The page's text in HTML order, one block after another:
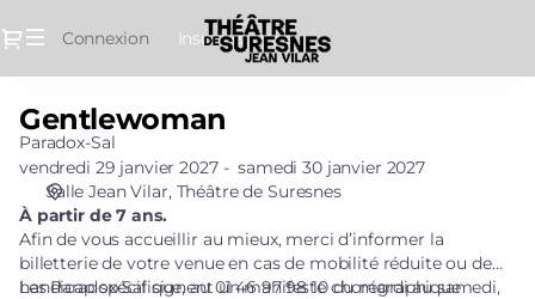
Dialogue
Connexion Inscrivez-vous
de
[Gentlewoman]
Théâtre
Suresnes
Jean
Vilar
Gentlewoman
Gentlewoman
Paradox-Sal
vendredi 29 janvier 2027
samedi 30 janvier 2027
Salle Jean Vilar Théâtre de Suresnes
À partir de 7 ans.
Afin de vous accueillir au mieux, merci d’informer la
billetterie de votre venue en cas de mobilité réduite ou de
handicap spécifique, au 01 46 97 98 10 du mardi au samedi,
Les Paradox-Sal signent un manifeste chorégraphique